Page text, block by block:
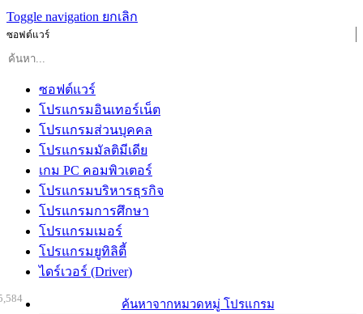
Toggle navigation ยกเลิก
ซอฟต์แวร์
ซอฟต์แวร์
โปรแกรมอินเทอร์เน็ต
โปรแกรมส่วนบุคคล
โปรแกรมมัลติมีเดีย
เกม PC คอมพิวเตอร์
โปรแกรมบริหารธุรกิจ
โปรแกรมการศึกษา
โปรแกรมเมอร์
โปรแกรมยูทิลิตี้
ไดร์เวอร์ (Driver)
ค้นหาจากหมวดหมู่ โปรแกรม